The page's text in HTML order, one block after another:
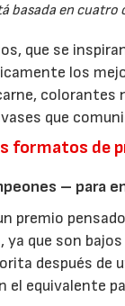
basada en
que se
los
colorantes
que
formatos de
– para
premio
que son
después de
equivalente